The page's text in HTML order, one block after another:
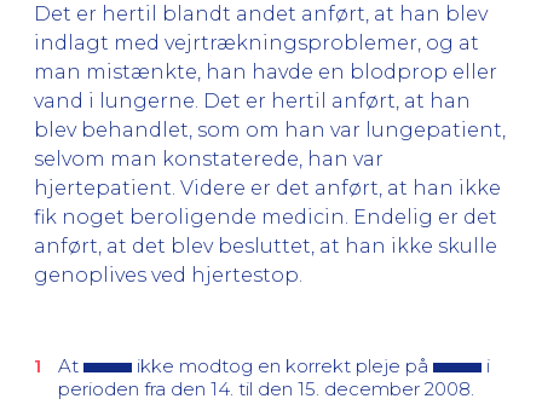
Det er hertil blandt andet anført, at han blev
indlagt med vejrtrækningsproblemer, og at
man mistænkte, han havde en blodprop eller
vand i lungerne. Det er hertil anført, at han
blev behandlet, som om han var lungepatient,
selvom man konstaterede, han var
hjertepatient. Videre er det anført, at han ikke
fik noget beroligende medicin. Endelig er det
anført, at det blev besluttet, at han ikke skulle
genoplives ved hjertestop.
At ikke modtog en korrekt pleje på
i
perioden fra den 14. til den 15. december 2008.